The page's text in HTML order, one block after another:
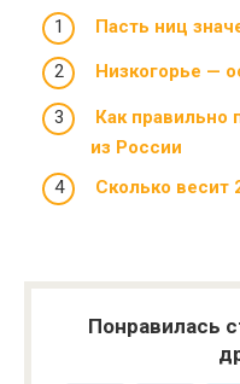
Пасть ниц
Низкогорье —
Как правильно
из России
Сколько весит
Понравилась